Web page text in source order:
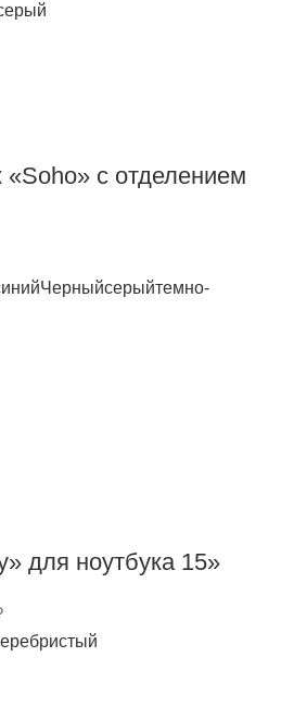
«Soho» с отделением
Черныйсерыйтемно-
для ноутбука 15»